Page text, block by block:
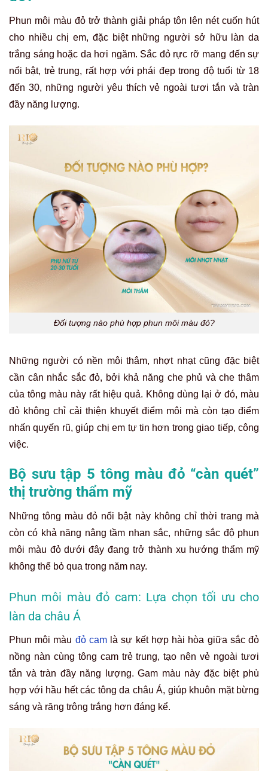
Phun môi màu đỏ trở thành giải pháp tôn lên nét cuốn hút
cho nhiều chị em, đặc biệt những người sở hữu làn da
trắng sáng hoặc da hơi ngăm. Sắc đỏ rực rỡ mang đến sự
nổi bật, trẻ trung, rất hợp với phái đẹp trong độ tuổi từ 18
đến 30, những người yêu thích vẻ ngoài tươi tắn và tràn
đầy năng lượng.
Đối tượng nào phù hợp phun môi màu đỏ?
Những người có nền môi thâm, nhợt nhạt cũng đặc biệt
cần cân nhắc sắc đỏ, bởi khả năng che phủ và che thâm
của tông màu này rất hiệu quả. Không dùng lại ở đó, màu
đỏ không chỉ cải thiện khuyết điểm môi mà còn tạo điểm
nhấn quyến rũ, giúp chị em tự tin hơn trong giao tiếp, công
việc.
Bộ sưu tập 5 tông màu đỏ “càn quét”
thị trường thẩm mỹ
Những tông màu đỏ nổi bật này không chỉ thời trang mà
còn có khả năng nâng tầm nhan sắc, những sắc độ phun
môi màu đỏ dưới đây đang trở thành xu hướng thẩm mỹ
không thể bỏ qua trong năm nay.
Phun môi màu đỏ cam: Lựa chọn tối ưu cho
làn da châu Á
Phun môi màu đỏ camlà sự kết hợp hài hòa giữa sắc đỏ
nồng nàn cùng tông cam trẻ trung, tạo nên vẻ ngoài tươi
tắn và tràn đầy năng lượng. Gam màu này đặc biệt phù
hợp với hầu hết các tông da châu Á, giúp khuôn mặt bừng
sáng và răng trông trắng hơn đáng kể.